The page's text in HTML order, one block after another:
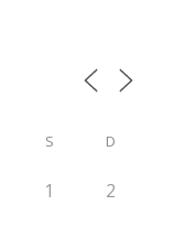
S D
1 2